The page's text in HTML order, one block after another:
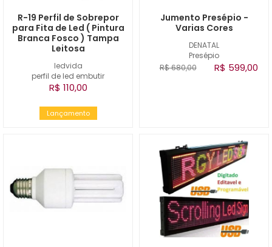
ledvida
perfil de led embutir
R-19 Perfil de Sobrepor
para Fita de Led ( Pintura
Branca Fosco ) Tampa
Leitosa
R$ 110,00
Lançamento
DENATAL
Presépio
Jumento Presépio -
Varias Cores
R$ 680,00 R$ 599,00